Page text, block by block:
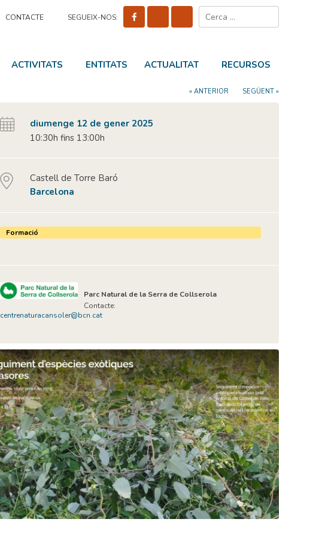
CONTACTE SEGUEIX-NOS:
ACTIVITATS ENTITATS ACTUALITAT RECURSOS
« ANTERIOR SEGÜENT »
diumenge 12 de gener 2025
10:30h fins 13:00h
Castell de Torre Baró
Barcelona
Formació
Parc Natural de la Serra de Collserola
Contacte:
centrenaturacansoler@bcn.cat